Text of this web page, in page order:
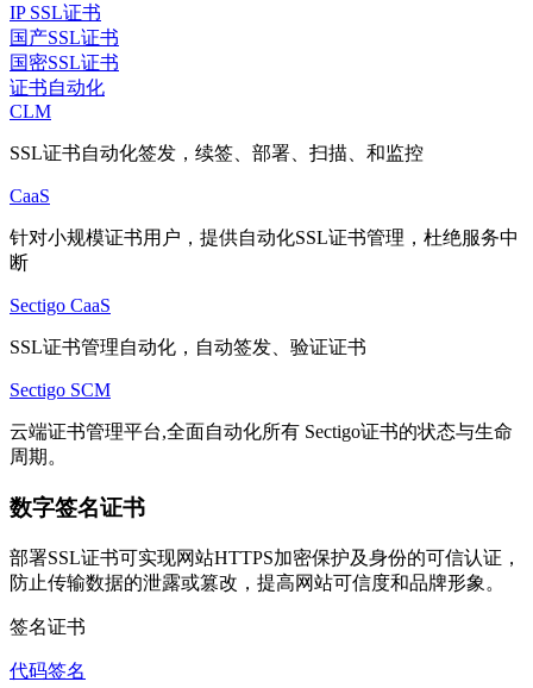
IP SSL证书
国产SSL证书
国密SSL证书
证书自动化
CLM
SSL证书自动化签发，续签、部署、扫描、和监控
CaaS
针对小规模证书用户，提供自动化SSL证书管理，杜绝服务中
断
Sectigo CaaS
SSL证书管理自动化，自动签发、验证证书
Sectigo SCM
云端证书管理平台,全面自动化所有 Sectigo证书的状态与生命
周期。
数字签名证书
部署SSL证书可实现网站HTTPS加密保护及身份的可信认证，
防止传输数据的泄露或篡改，提高网站可信度和品牌形象。
签名证书
代码签名